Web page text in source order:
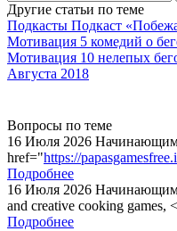
watch
replica
showcases
substantial
swiss
replica
bvlgari
watches
+maserati
online
Другие статьи по теме
Подкасты Подкаст
Мотивация 5 комедий о
Мотивация 10 нелепых
Августа 2018
Вопросы по теме
16 Июля 2026
href="https://
Подробнее
16 Июля 2026
and creative cooking games,
Подробнее